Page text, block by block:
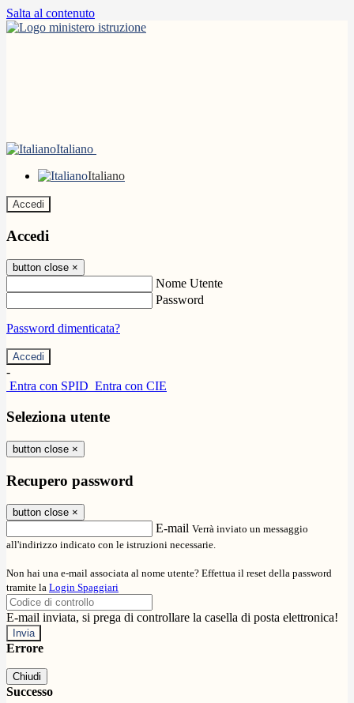
Salta al contenuto
Italiano
Italiano
Accedi
Accedi
button close ×
Nome Utente
Password
Password dimenticata?
-
Entra con SPID Entra con CIE
Seleziona utente
button close ×
Recupero password
button close ×
E-mail Verrà inviato un messaggio
all'indirizzo indicato con le istruzioni necessarie.
Non hai una e-mail associata al nome utente? Effettua il reset della password
tramite la Login Spaggiari
E-mail inviata, si prega di controllare la casella di posta elettronica!
Errore
Chiudi
Successo